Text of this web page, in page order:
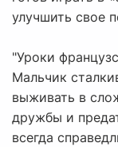
улучшить свое
"Уроки
Мальчик
выживать в
дружбы и
всегда